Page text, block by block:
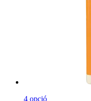
4 opció